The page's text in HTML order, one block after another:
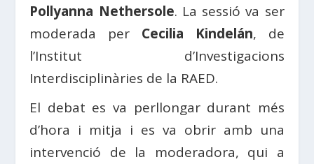
Pollyanna Nethersole. La sessió va ser
moderada per Cecilia Kindelán, de
l’Institut d’Investigacions
Interdisciplinàries de la RAED.
El debat es va perllongar durant més
d’hora i mitja i es va obrir amb una
intervenció de la moderadora, qui a